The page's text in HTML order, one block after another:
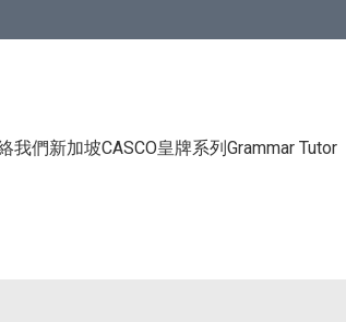
我們新加坡CASCO皇牌系列Grammar Tutor